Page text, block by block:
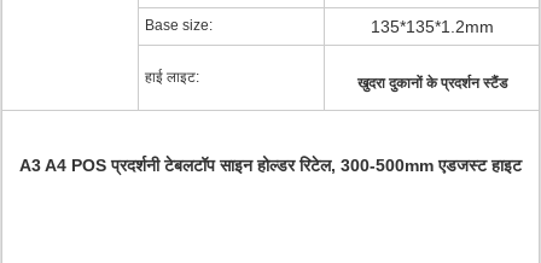
Base size: 135*135*1.2mm
हाई लाइट: खुदरा दुकानों के प्रदर्शन स्टैंड
A3 A4 POS प्रदर्शनी टेबलटॉप साइन होल्डर रिटेल, 300-500mm एडजस्ट हाइट